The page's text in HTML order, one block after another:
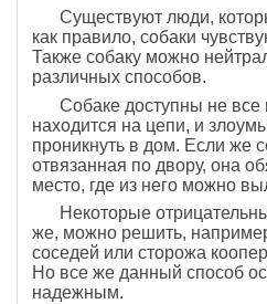
Существуют люди,
как правило, собаки
Также собаку можно
различных способов.
Собаке доступны не все
находится на цепи, и
проникнуть в дом. Если же
отвязанная по двору, она
место, где из него можно
Некоторые
же, можно решить,
соседей или сторожа
Но все же данный способ
надежным.